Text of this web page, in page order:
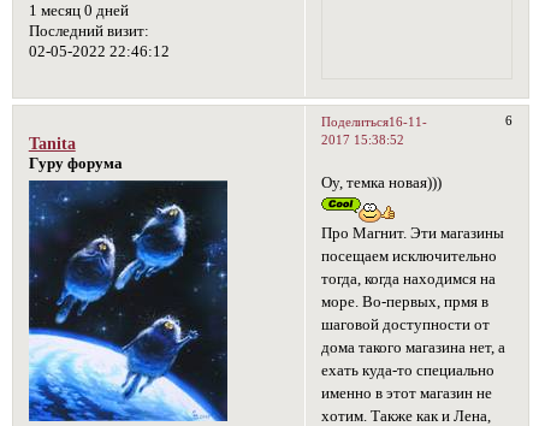
1 месяц 0 дней
Последний визит:
02-05-2022 22:46:12
Поделиться 6
16-11-
2017 15:38:52
Tanita
Гуру форума
Оу, темка новая)))
Про Магнит. Эти магазины
посещаем исключительно
тогда, когда находимся на
море. Во-первых, прмя в
шаговой доступности от
дома такого магазина нет, а
ехать куда-то специально
именно в этот магазин не
хотим. Также как и Лена,